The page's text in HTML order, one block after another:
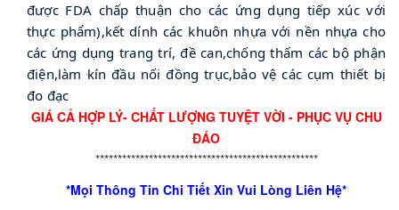
được FDA chấp thuận cho các ứng dụng tiếp xúc với
thực phẩm),kết dính các khuôn nhựa với nền nhựa cho
các ứng dụng trang trí, đề can,chống thấm các bộ phận
điện,làm kín đầu nối đồng trục,bảo vệ các cụm thiết bị
đo đạc
GIÁ CẢ HỢP LÝ- CHẤT LƯỢNG TUYỆT VỜI - PHỤC VỤ CHU
ĐÁO
**************************************************
*Mọi Thông Tin Chi Tiết Xin Vui Lòng Liên Hệ*